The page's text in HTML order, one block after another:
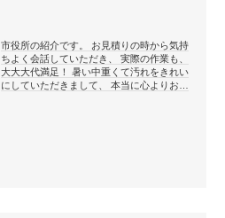
市役所の紹介です。 お見積りの時から気持
ちよく会話していただき、 実際の作業も、
大大大代満足！ 暑い中重くて汚れをきれい
にしていただきまして、 本当に心よりお…